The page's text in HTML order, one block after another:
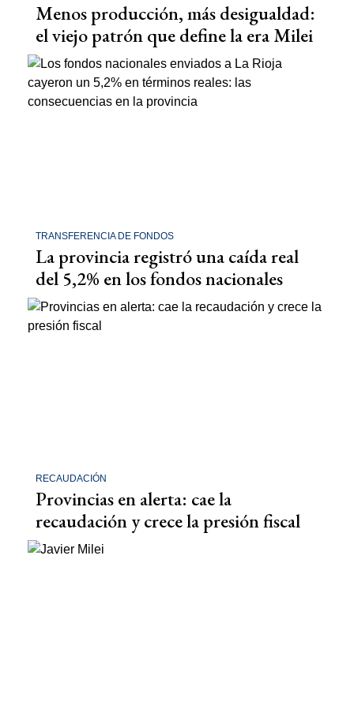
Menos producción, más desigualdad:
el viejo patrón que define la era Milei
TRANSFERENCIA DE FONDOS
La provincia registró una caída real
del 5,2% en los fondos nacionales
RECAUDACIÓN
Provincias en alerta: cae la
recaudación y crece la presión fiscal